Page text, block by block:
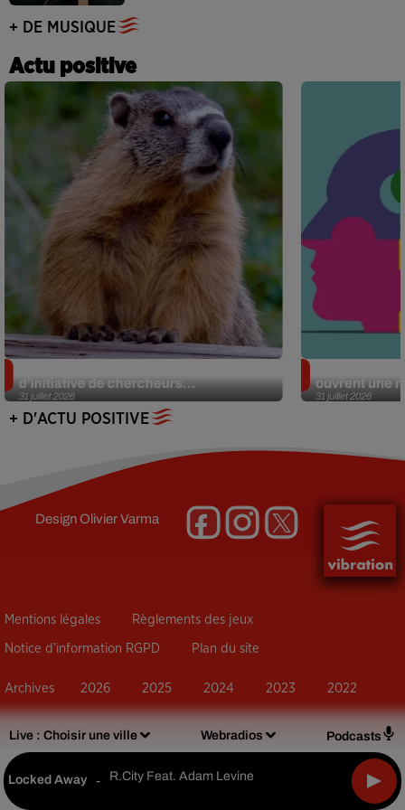
Live : Choisir une ville Webradios Podcasts
Locked Away - R.city Feat. Adam Levine
+ DE MUSIQUE
Actu positive
31 juillet 2026
d’initiative de chercheurs...
31 juillet 2026
ouvrent une
+ D'ACTU POSITIVE
DesignOlivier Varma
Mentions légales Règlements des jeux
Notice d’information RGPD Plan du site
Archives 2026 2025 2024 2023 2022